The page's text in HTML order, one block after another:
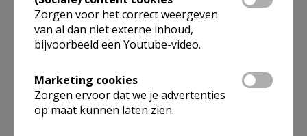
In deze kerk vinden geen weekendvieringen plaats. Via de
onderstaande lijst kan je het aanbod van kerken in de buurt
raadplegen.
Omgeving
Niet gevonden wat je zocht? Hier vind je
Zorgen voor het correct weergeven
van al dan niet externe inhoud,
bijvoorbeeld een Youtube-video.
Marketing cookies
Zorgen ervoor dat we je advertenties
op maat kunnen laten zien.